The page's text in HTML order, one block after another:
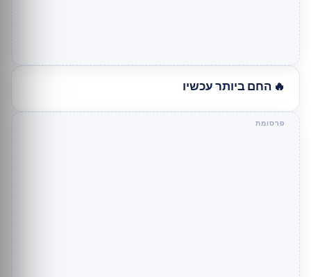
🔥 החם ביותר עכשיו